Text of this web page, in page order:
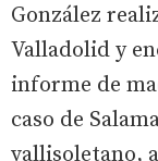
González
Valladolid y
informe de
caso de
vallisoletano,